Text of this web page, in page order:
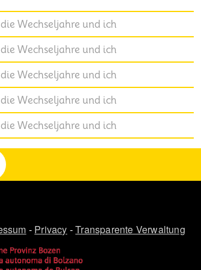
Wechseljahre und ich
Wechseljahre und ich
Wechseljahre und ich
Wechseljahre und ich
Wechseljahre und ich
- Privacy -Transparente Verwaltung